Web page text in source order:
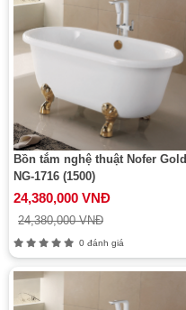
Bồn tắm nghệ thuật Nofer Gold
NG-1716 (1500)
24,380,000 VNĐ
24,380,000 VNĐ
0 đánh giá